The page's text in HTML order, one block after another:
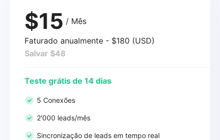
$15 / Mês
Faturado anualmente - $180 (USD)
Salvar $48
Teste grátis de 14 dias
5 Conexões
2'000 leads/mês
Sincronização de leads em tempo real